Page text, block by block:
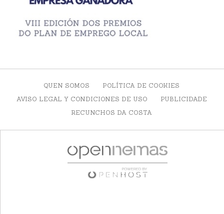
QUEN SOMOS
POLÍTICA DE COOKIES
AVISO LEGAL Y CONDICIONES DE USO
PUBLICIDADE
RECUNCHOS DA COSTA